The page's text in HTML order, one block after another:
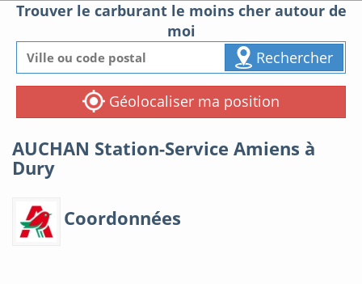
Trouver le carburant le moins cher autour de
moi
Rechercher
Géolocaliser ma position
AUCHAN Station-Service Amiens à
Dury
Coordonnées